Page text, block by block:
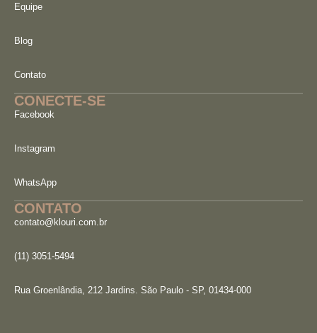
Equipe
Blog
Contato
CONECTE-SE
Facebook
Instagram
WhatsApp
CONTATO
contato@klouri.com.br
(11) 3051-5494
Rua Groenlândia, 212 Jardins. São Paulo - SP, 01434-000